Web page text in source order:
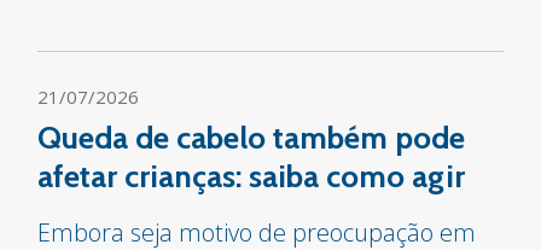
21/07/2026
Queda de cabelo também pode
afetar crianças: saiba como agir
Embora seja motivo de preocupação em